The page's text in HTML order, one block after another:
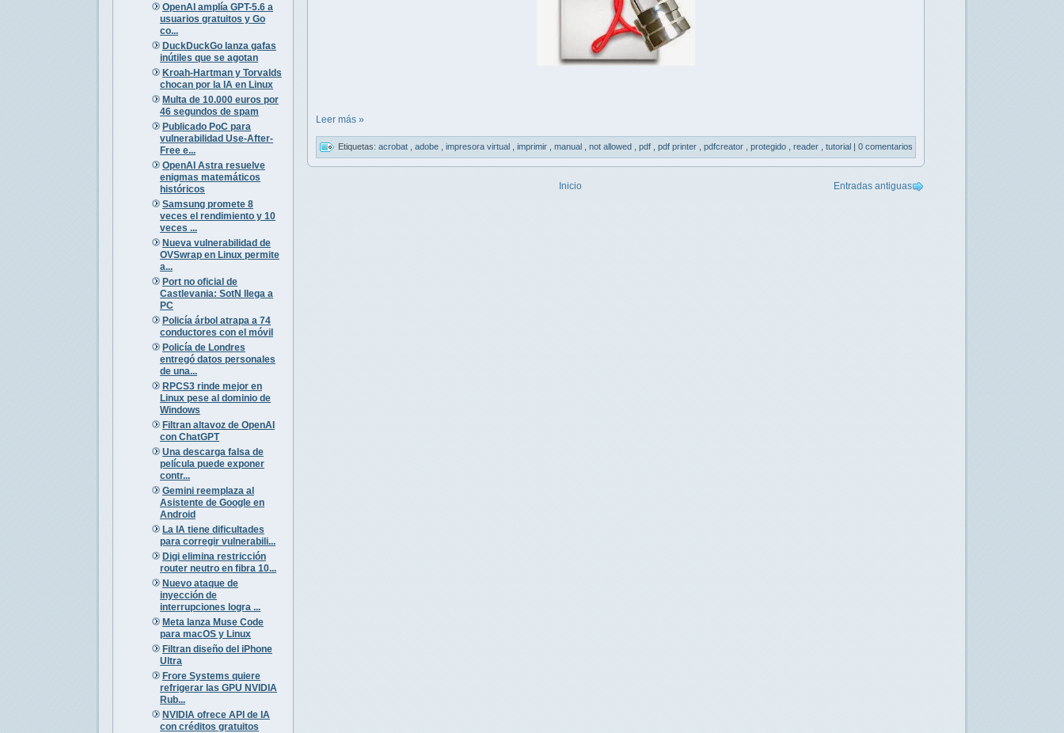
OpenAI amplía GPT-5.6 a
usuarios gratuitos y Go
co...
DuckDuckGo lanza gafas
inútiles que se agotan
Kroah-Hartman y Torvalds
chocan por la IA en Linux
Multa de 10.000 euros por
46 segundos de spam
Publicado PoC para
vulnerabilidad Use-After-
Free e...
OpenAI Astra resuelve
enigmas matemáticos
históricos
Samsung promete 8
veces el rendimiento y 10
veces ...
Nueva vulnerabilidad de
OVSwrap en Linux permite
a...
Port no oficial de
Castlevania: SotN llega a
PC
Policía árbol atrapa a 74
conductores con el móvil
Policía de Londres
entregó datos personales
de una...
RPCS3 rinde mejor en
Linux pese al dominio de
Windows
Filtran altavoz de OpenAI
con ChatGPT
Una descarga falsa de
película puede exponer
contr...
Gemini reemplaza al
Asistente de Google en
Android
La IA tiene dificultades
para corregir vulnerabili...
Digi elimina restricción
router neutro en fibra 10...
Nuevo ataque de
inyección de
interrupciones logra ...
Meta lanza Muse Code
para macOS y Linux
Filtran diseño del iPhone
Ultra
Frore Systems quiere
refrigerar las GPU NVIDIA
Rub...
NVIDIA ofrece API de IA
con créditos gratuitos
Leer más »
Etiquetas: acrobat adobe impresora virtual imprimir manual not allowed pdf pdf printer pdfcreator protegido reader tutorial | 0 comentarios
Entradas antiguas
Inicio